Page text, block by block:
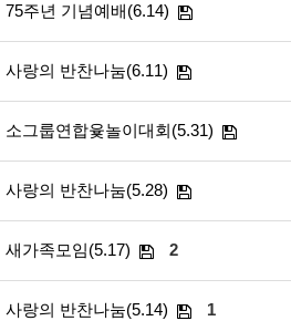
75주년 기념예배(6.14)
사랑의 반찬나눔(6.11)
소그룹연합윷놀이대회(5.31)
사랑의 반찬나눔(5.28)
새가족모임(5.17) 2
사랑의 반찬나눔(5.14) 1